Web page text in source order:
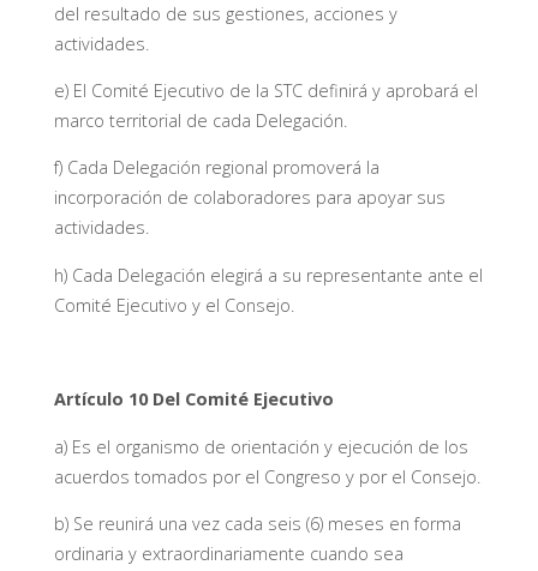
del resultado de sus gestiones, acciones y
actividades.
e) El Comité Ejecutivo de la STC definirá y aprobará el
marco territorial de cada Delegación.
f) Cada Delegación regional promoverá la
incorporación de colaboradores para apoyar sus
actividades.
h) Cada Delegación elegirá a su representante ante el
Comité Ejecutivo y el Consejo.
Artículo 10 Del Comité Ejecutivo
a) Es el organismo de orientación y ejecución de los
acuerdos tomados por el Congreso y por el Consejo.
b) Se reunirá una vez cada seis (6) meses en forma
ordinaria y extraordinariamente cuando sea